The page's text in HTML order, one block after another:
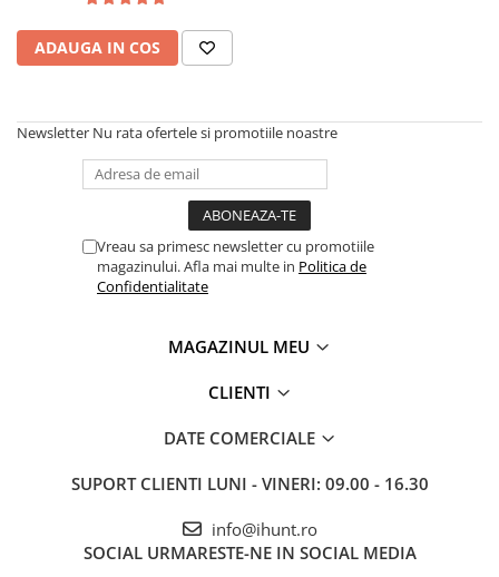
Oală sub Presiune
Slow Cooker
Gătit cu Aburi
Deshidratoare
Aspiratoare Verticale
Roboți Geamuri
Roboți Piscină
ADAUGA IN COS
Newsletter Nu rata ofertele si promotiile noastre
Vreau sa primesc newsletter cu promotiile
magazinului. Afla mai multe in Politica de
Confidentialitate
MAGAZINUL MEU
CLIENTI
DATE COMERCIALE
SUPORT CLIENTI LUNI - VINERI: 09.00 - 16.30
info@ihunt.ro
SOCIAL URMARESTE-NE IN SOCIAL MEDIA